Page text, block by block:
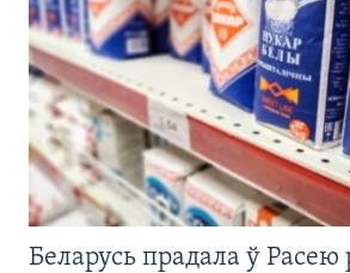
Беларусь прадала ў